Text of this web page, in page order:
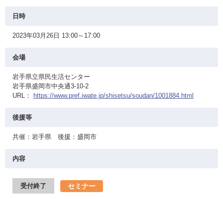
日時
2023年03月26日 13:00～17:00
会場
岩手県立県民生活センター
岩手県盛岡市中央通3-10-2
URL：
https://www.pref.iwate.jp/shisetsu/soudan/1001884.html
後援等
共催：岩手県 後援：盛岡市
内容
受付終了 セミナー